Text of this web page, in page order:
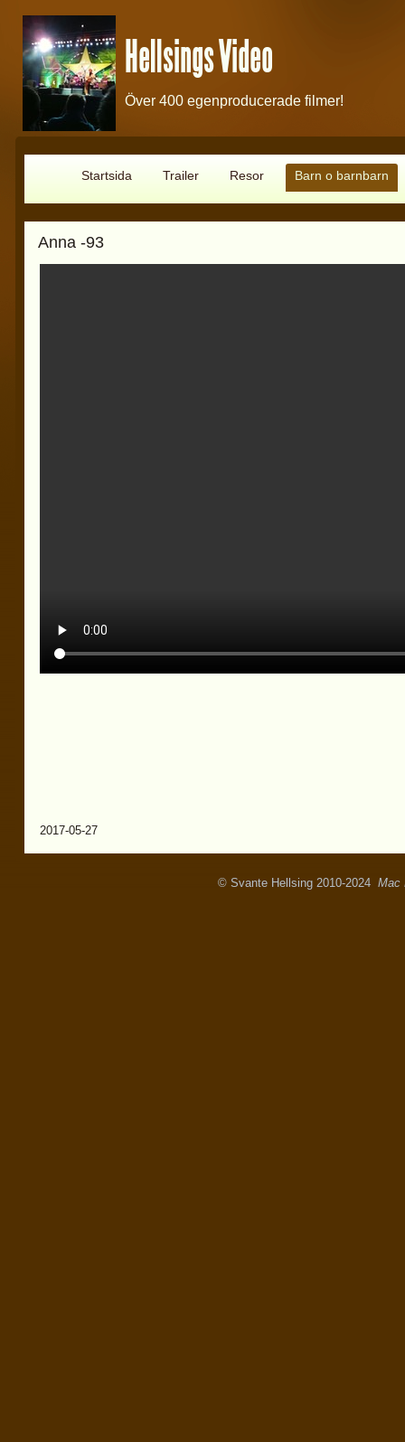
Hellsings Video
Över 400 egenproducerade filmer!
Startsida Trailer Resor Barn o barnbarn
Anna -93
2017-05-27
© Svante Hellsing 2010-2024 Mac